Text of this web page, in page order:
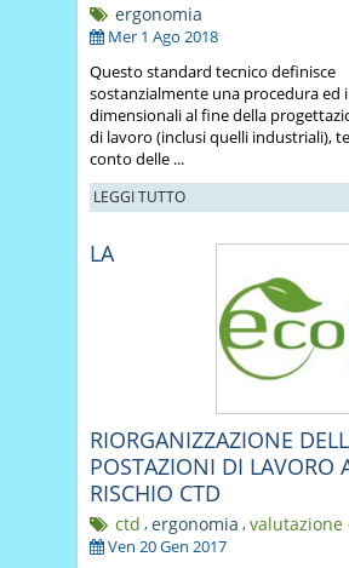
ergonomia
Mer 1 Ago 2018
Questo standard tecnico definisce
sostanzialmente una procedura ed
dimensionali al fine della
di lavoro (inclusi quelli industriali),
conto delle ...
LEGGI TUTTO
LA
RIORGANIZZAZIONE
POSTAZIONI DI LAVORO
RISCHIO CTD
ctd ,ergonomia ,valutazione
Ven 20 Gen 2017